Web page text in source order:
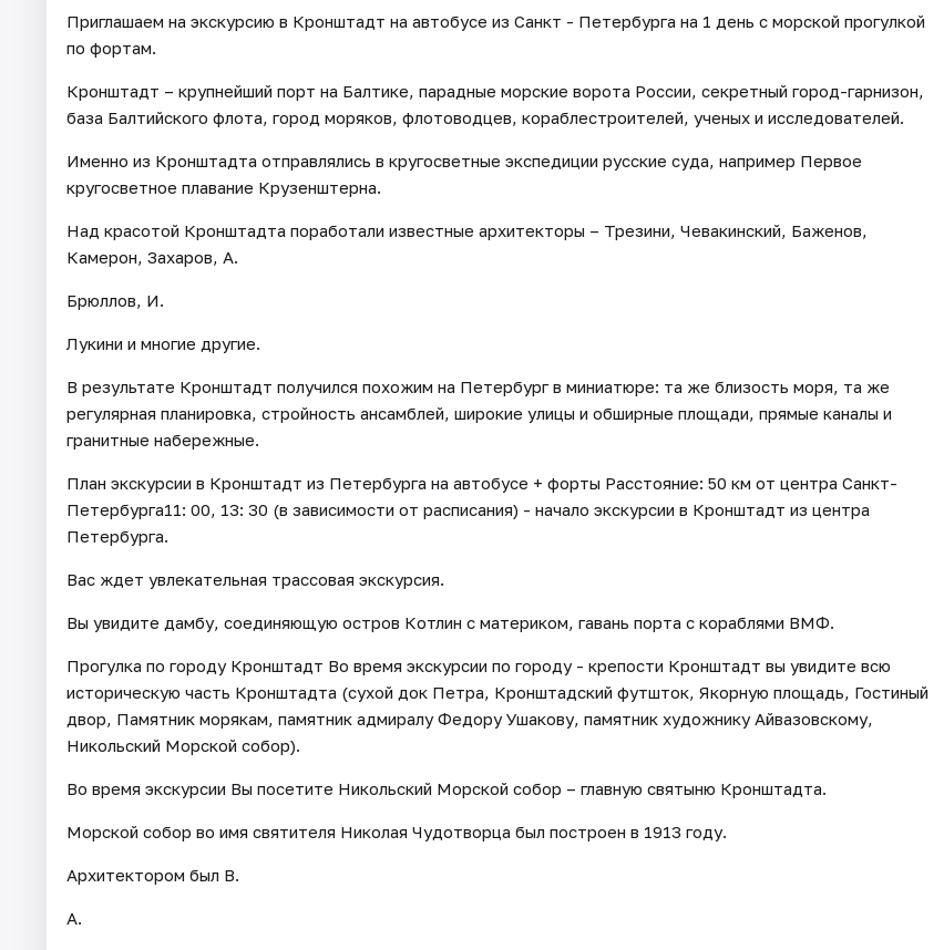
Приглашаем на экскурсию в Кронштадт на автобусе из Санкт - Петербурга на 1 день с морской прогулкой
по фортам.
Кронштадт – крупнейший порт на Балтике, парадные морские ворота России, секретный город-гарнизон,
база Балтийского флота, город моряков, флотоводцев, кораблестроителей, ученых и исследователей.
Именно из Кронштадта отправлялись в кругосветные экспедиции русские суда, например Первое
кругосветное плавание Крузенштерна.
Над красотой Кронштадта поработали известные архитекторы – Трезини, Чевакинский, Баженов,
Камерон, Захаров, А.
Брюллов, И.
Лукини и многие другие.
В результате Кронштадт получился похожим на Петербург в миниатюре: та же близость моря, та же
регулярная планировка, стройность ансамблей, широкие улицы и обширные площади, прямые каналы и
гранитные набережные.
План экскурсии в Кронштадт из Петербурга на автобусе + форты Расстояние: 50 км от центра Санкт-
Петербурга11: 00, 13: 30 (в зависимости от расписания) - начало экскурсии в Кронштадт из центра
Петербурга.
Вас ждет увлекательная трассовая экскурсия.
Вы увидите дамбу, соединяющую остров Котлин с материком, гавань порта с кораблями ВМФ.
Прогулка по городу Кронштадт Во время экскурсии по городу - крепости Кронштадт вы увидите всю
историческую часть Кронштадта (сухой док Петра, Кронштадский футшток, Якорную площадь, Гостиный
двор, Памятник морякам, памятник адмиралу Федору Ушакову, памятник художнику Айвазовскому,
Никольский Морской собор).
Во время экскурсии Вы посетите Никольский Морской собор – главную святыню Кронштадта.
Морской собор во имя святителя Николая Чудотворца был построен в 1913 году.
Архитектором был В.
А.